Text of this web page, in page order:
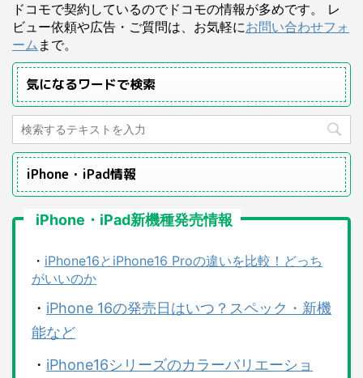
ドコモで契約しているのでドコモの情報が多めです。 レ
ビュー依頼や広告・ご質問は、お気軽にお問い合わせフォ
ーム まで。
気になるワードで検索
iPhone・iPad情報
iPhone・iPad新機種発売情報
・ iPhone16とiPhone16 Proの違いを比較！どっち
がいいのか
・ iPhone 16の発売日はいつ？スペック・新機
能など
・ iPhone16シリーズのカラーバリエーショ